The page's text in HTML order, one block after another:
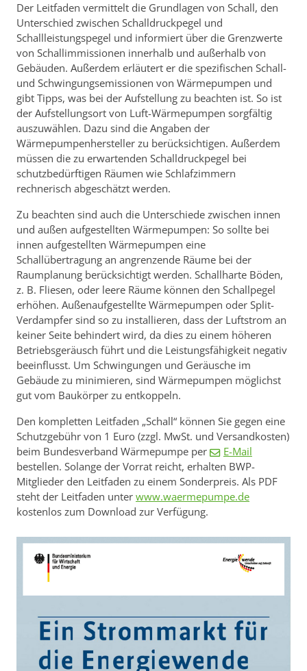
Der Leitfaden vermittelt die Grundlagen von Schall, den
Unterschied zwischen Schalldruckpegel und
Schallleistungspegel und informiert über die Grenzwerte
von Schallimmissionen innerhalb und außerhalb von
Gebäuden. Außerdem erläutert er die spezifischen Schall-
und Schwingungsemissionen von Wärmepumpen und
gibt Tipps, was bei der Aufstellung zu beachten ist. So ist
der Aufstellungsort von Luft-Wärmepumpen sorgfältig
auszuwählen. Dazu sind die Angaben der
Wärmepumpenhersteller zu berücksichtigen. Außerdem
müssen die zu erwartenden Schalldruckpegel bei
schutzbedürftigen Räumen wie Schlafzimmern
rechnerisch abgeschätzt werden.
Zu beachten sind auch die Unterschiede zwischen innen
und außen aufgestellten Wärmepumpen: So sollte bei
innen aufgestellten Wärmepumpen eine
Schallübertragung an angrenzende Räume bei der
Raumplanung berücksichtigt werden. Schallharte Böden,
z. B. Fliesen, oder leere Räume können den Schallpegel
erhöhen. Außenaufgestellte Wärmepumpen oder Split-
Verdampfer sind so zu installieren, dass der Luftstrom an
keiner Seite behindert wird, da dies zu einem höheren
Betriebsgeräusch führt und die Leistungsfähigkeit negativ
beeinflusst. Um Schwingungen und Geräusche im
Gebäude zu minimieren, sind Wärmepumpen möglichst
gut vom Baukörper zu entkoppeln.
Den kompletten Leitfaden „Schall“ können Sie gegen eine
Schutzgebühr von 1 Euro (zzgl. MwSt. und Versandkosten)
beim Bundesverband Wärmepumpe per
E-Mail
bestellen. Solange der Vorrat reicht, erhalten BWP-
Mitglieder den Leitfaden zu einem Sonderpreis. Als PDF
steht der Leitfaden unter www.waermepumpe.de
kostenlos zum Download zur Verfügung.